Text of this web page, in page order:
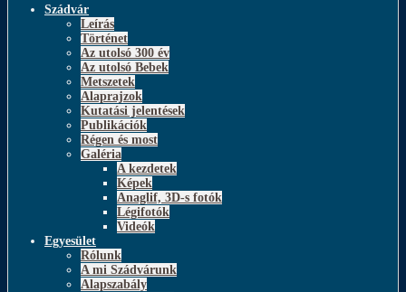
Szádvár
Leírás
Történet
Az utolsó 300 év
Az utolsó Bebek
Metszetek
Alaprajzok
Kutatási jelentések
Publikációk
Régen és most
Galéria
A kezdetek
Képek
Anaglif, 3D-s fotók
Légifotók
Videók
Egyesület
Rólunk
A mi Szádvárunk
Alapszabály